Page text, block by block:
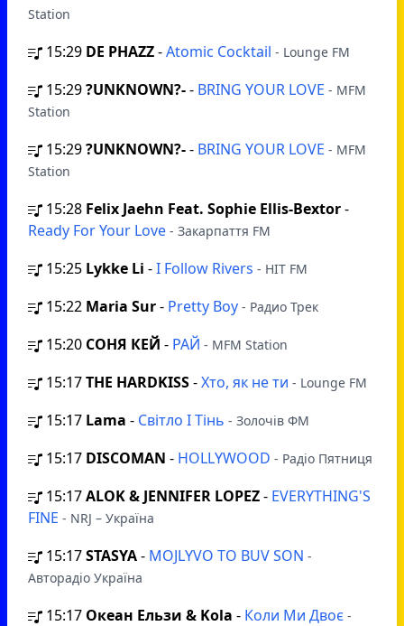
Station
15:29 DE PHAZZ-Atomic Cocktail - Lounge FM
15:29?UNKNOWN?-- BRING YOUR LOVE - MFM
Station
15:29?UNKNOWN?-- BRING YOUR LOVE - MFM
Station
15:28 Felix Jaehn Feat. Sophie Ellis-Bextor-
Ready For Your Love - Закарпаття FM
15:25 Lykke Li -I Follow Rivers - HIT FM
15:22 Maria Sur- Pretty Boy - Радио Трек
15:20 СОНЯ КЕЙ - РАЙ - MFM Station
15:17THE HARDKISS-Хто, як не ти - Lounge FM
15:17 Lama - Світло І Тінь - Золочів ФМ
15:17 DISCOMAN - HOLLYWOOD - Радіо Пятниця
15:17ALOK & JENNIFER LOPEZ- EVERYTHING'S
FINE - NRJ – Україна
15:17STASYA- MOJLYVO TO BUV SON -
Авторадіо Україна
15:17 Океан Ельзи & Kola - Коли Ми Двоє -